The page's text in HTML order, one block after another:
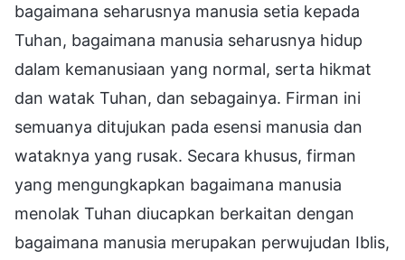
bagaimana seharusnya manusia setia kepada
Tuhan, bagaimana manusia seharusnya hidup
dalam kemanusiaan yang normal, serta hikmat
dan watak Tuhan, dan sebagainya. Firman ini
semuanya ditujukan pada esensi manusia dan
wataknya yang rusak. Secara khusus, firman
yang mengungkapkan bagaimana manusia
menolak Tuhan diucapkan berkaitan dengan
bagaimana manusia merupakan perwujudan Iblis,